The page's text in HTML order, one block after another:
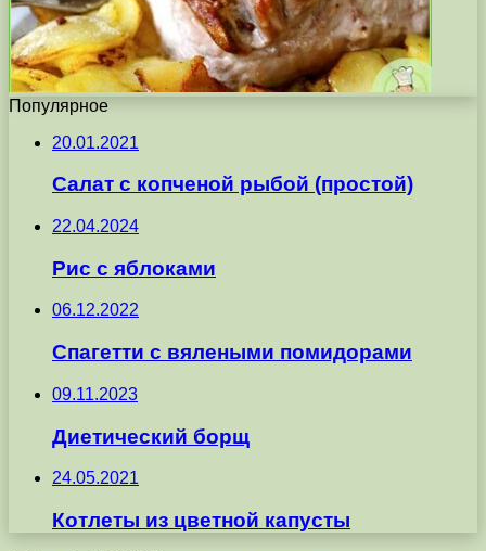
Популярное
20.01.2021
Салат с копченой рыбой (простой)
22.04.2024
Рис с яблоками
06.12.2022
Спагетти с вялеными помидорами
09.11.2023
Диетический борщ
24.05.2021
Котлеты из цветной капусты